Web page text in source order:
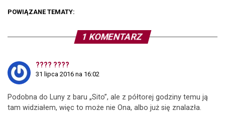
POWIĄZANE TEMATY:
1 KOMENTARZ
???? ????
31 lipca 2016 na 16:02
Podobna do Luny z baru „Sito”, ale z półtorej godziny temu ją
tam widziałem, więc to może nie Ona, albo już się znalazła.